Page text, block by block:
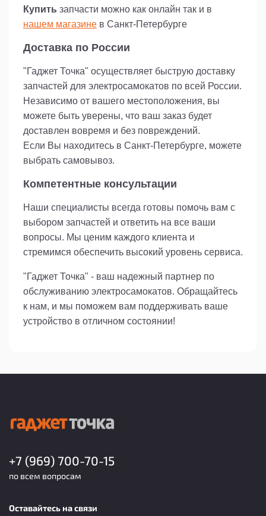
Купить запчасти можно как онлайн так и в
нашем магазине в Санкт-Петербурге
Доставка по России
"Гаджет Точка" осуществляет быструю доставку
запчастей для электросамокатов по всей России.
Независимо от вашего местоположения, вы
можете быть уверены, что ваш заказ будет
доставлен вовремя и без повреждений.
Если Вы находитесь в Санкт-Петербурге, можете
выбрать самовывоз.
Компетентные консультации
Наши специалисты всегда готовы помочь вам с
выбором запчастей и ответить на все ваши
вопросы. Мы ценим каждого клиента и
стремимся обеспечить высокий уровень сервиса.
"Гаджет Точка" - ваш надежный партнер по
обслуживанию электросамокатов. Обращайтесь
к нам, и мы поможем вам поддерживать ваше
устройство в отличном состоянии!
+7 (969) 700-70-15
по всем вопросам
Оставайтесь на связи